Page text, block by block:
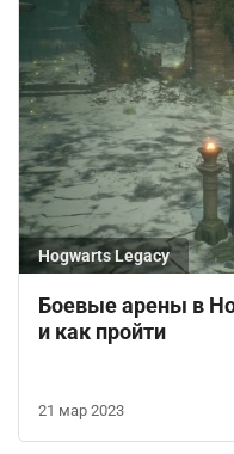
Hogwarts Legacy
Боевые арены в
и как пройти
21 мар 2023